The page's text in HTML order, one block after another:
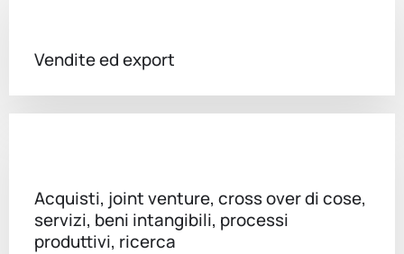
Vendite ed export
Acquisti, joint venture, cross over di cose,
servizi, beni intangibili, processi
produttivi, ricerca